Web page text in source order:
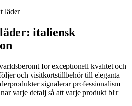
italiensk
för exceptionell kvalitet och
och visitkortstillbehör till eleganta
signalerar professionalism
varje detalj så att varje produkt blir